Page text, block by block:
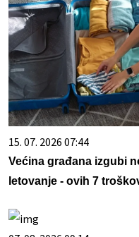
15. 07. 2026 07:44
Većina građana izgubi
letovanje - ovih 7